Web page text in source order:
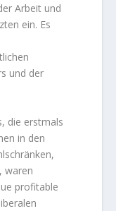
Arbeit und
ein. Es
und der
die erstmals
in den
waren
profitable